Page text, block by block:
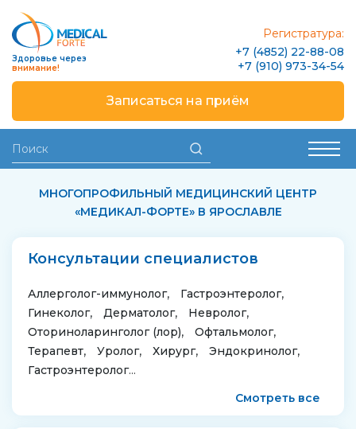
Здоровье через
внимание!
Регистратура:
+7 (4852) 22-88-08
+7 (910) 973-34-54
Записаться на приём
МНОГОПРОФИЛЬНЫЙ МЕДИЦИНСКИЙ ЦЕНТР
«МЕДИКАЛ-ФОРТЕ» В ЯРОСЛАВЛЕ
Консультации специалистов
Аллерголог-иммунолог
Гастроэнтеролог
Гинеколог
Дерматолог
Невролог
Оториноларинголог (лор)
Офтальмолог
Терапевт
Уролог Хирург
Эндокринолог
Гастроэнтеролог
Смотреть все